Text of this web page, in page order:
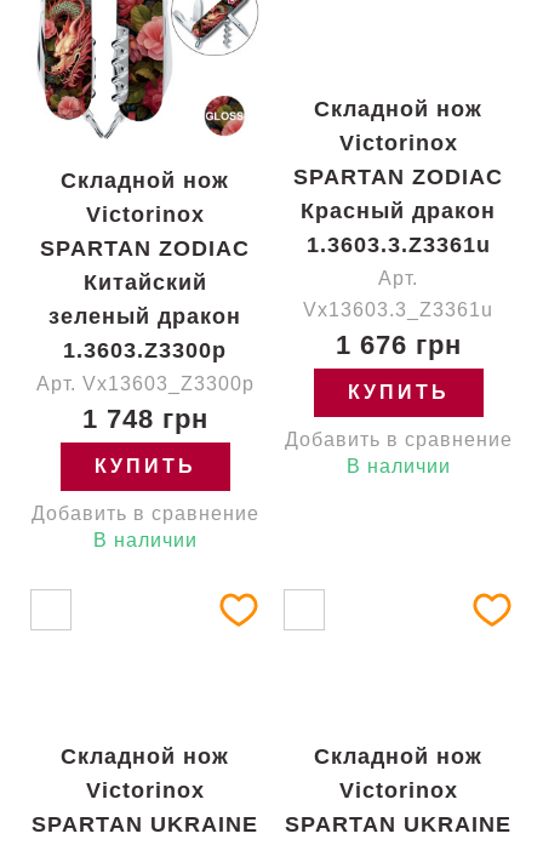
Складной нож
Victorinox
SPARTAN ZODIAC
Китайский
зеленый дракон
1.3603.Z3300p
Арт. Vx13603_Z3300p
1 748 грн
КУПИТЬ
Добавить в сравнение
В наличии
Складной нож
Victorinox
SPARTAN ZODIAC
Красный дракон
1.3603.3.Z3361u
Арт.
Vx13603.3_Z3361u
1 676 грн
КУПИТЬ
Добавить в сравнение
В наличии
Складной нож
Victorinox
SPARTAN UKRAINE
Складной нож
Victorinox
SPARTAN UKRAINE